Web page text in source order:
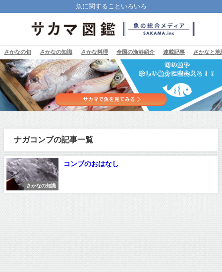
魚に関することいろいろ
さかなの旬 さかなの知識 さかな料理 全国の漁港紹介 連載記事 さかなと地
ナガコンブの記事一覧
さかなの知識
コンブのおはなし